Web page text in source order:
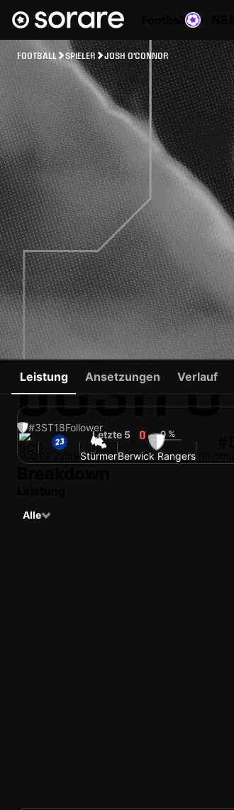
FOOTBALL SPIELER JOSH O'CONNOR
JOSH
#3ST18Follower
SCO StürmerBerwick Rangers
Leistung Ansetzungen Verlauf
Letzte 5 0 0 %
Alle